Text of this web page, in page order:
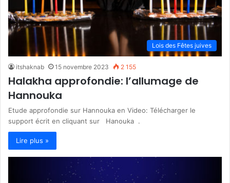
Lois des Fêtes juives
itshaknab 15 novembre 2023 2 155
Halakha approfondie: l’allumage de
Hannouka
Etude approfondie sur Hannouka en Video: Télécharger le
support écrit en cliquant sur Hanouka .
Lire plus »